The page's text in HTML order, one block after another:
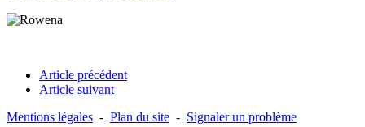
Article précédent
Article suivant
Mentions légales - Plan du site - Signaler un problème